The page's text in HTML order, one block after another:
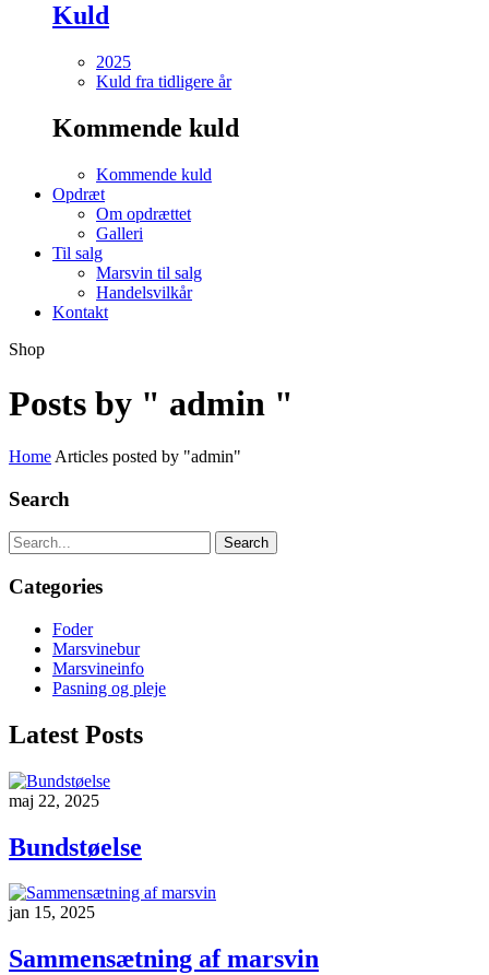
Kuld
2025
Kuld fra tidligere år
Kommende kuld
Kommende kuld
Opdræt
Om opdrættet
Galleri
Til salg
Marsvin til salg
Handelsvilkår
Kontakt
Shop
Posts by " admin "
Home Articles posted by "admin"
Search
Search
Categories
Foder
Marsvinebur
Marsvineinfo
Pasning og pleje
Latest Posts
maj 22, 2025
Bundstøelse
jan 15, 2025
Sammensætning af marsvin